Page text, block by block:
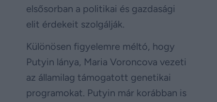
elsősorban a politikai és gazdasági
elit érdekeit szolgálják.
Különösen figyelemre méltó, hogy
Putyin lánya, Maria Voroncova vezeti
az államilag támogatott genetikai
programokat. Putyin már korábban is